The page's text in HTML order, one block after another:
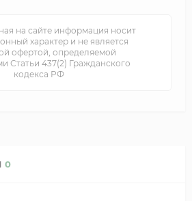
на сайте информация носит
характер и не является
офертой, определяемой
Статьи 437(2) Гражданского
кодекса РФ
0